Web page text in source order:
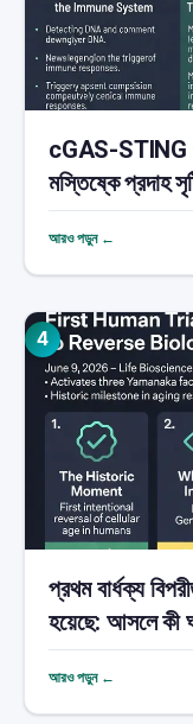
cGAS-STING
মস্তিষ্কে প্রদাহ
আরও পড়ুন ←
4
প্রথম বার্ধক্য
হয়েছে: আসলে কী
আরও পড়ুন ←